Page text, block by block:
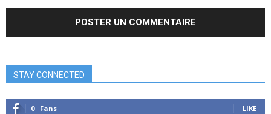
STAY CONNECTED
0 Fans LIKE